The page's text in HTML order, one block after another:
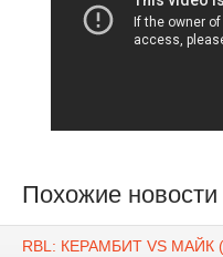
Похожие новости
RBL: КЕРАМБИТ VS МАЙК